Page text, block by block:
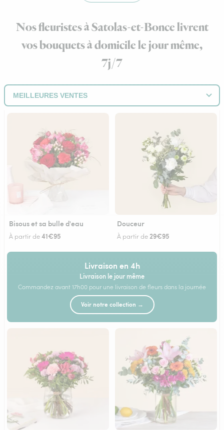
Nos fleuristes à Satolas-et-Bonce livrent
vos bouquets à domicile le jour même,
7j/7
Bisous et sa bulle d'eau
À partir de41€95
Douceur
À partir de29€95
Livraison en 4h
Livraison le jour même
Commandez avant 17h00 pour une livraison de fleurs dans la journée
Voir notre collection →